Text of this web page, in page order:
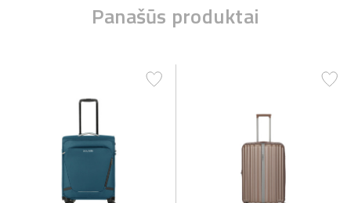
Panašūs produktai